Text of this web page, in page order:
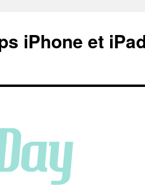
iPhone et